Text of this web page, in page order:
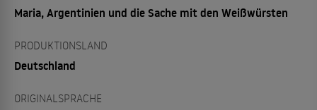
Maria, Argentinien und die Sache mit den Weißwürsten
PRODUKTIONSLAND
Deutschland
ORIGINALSPRACHE